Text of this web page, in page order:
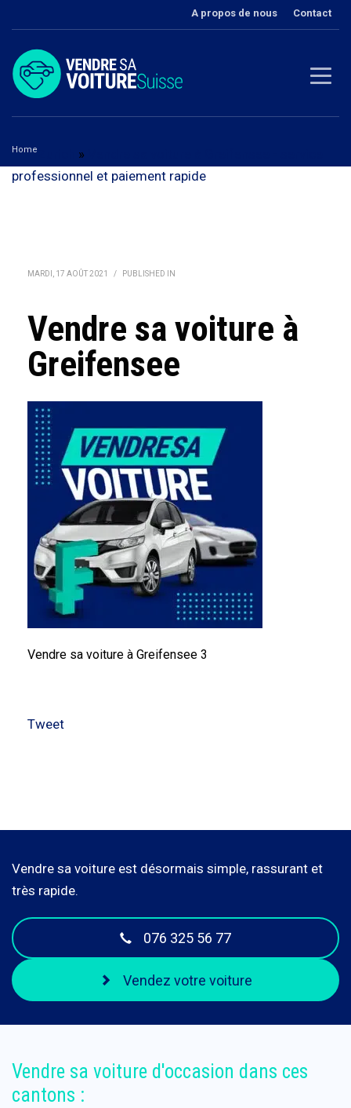
A propos de nous Contact
Home »
professionnel et paiement rapide
MARDI, 17 AOÛT 2021 / PUBLISHED IN
Vendre sa voiture à
Greifensee
Vendre sa voiture à Greifensee 3
Tweet
Vendre sa voiture est désormais simple, rassurant et
très rapide.
076 325 56 77
Vendez votre voiture
Vendre sa voiture d'occasion dans ces
cantons :